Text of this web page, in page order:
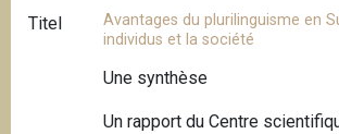
Titel
Avantages du plurilinguisme en
individus et la société
Une synthèse
Un rapport du Centre